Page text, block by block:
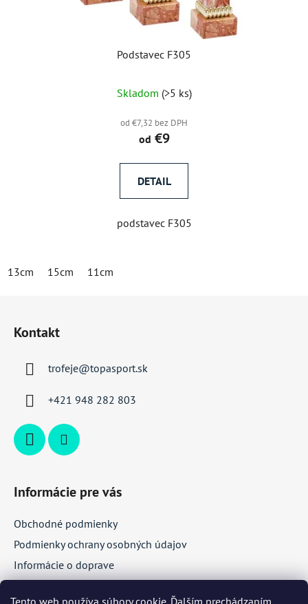
Tento web používa súbory cookie. Ďalším prechádzaním
Podstavec F305
Skladom (>5 ks)
od €7,32 bez DPH
od €9
DETAIL
podstavec F305
13cm 15cm 11cm
Kontakt
trofeje@topasport.sk
+421 948 282 803
Informácie pre vás
Obchodné podmienky
Podmienky ochrany osobných údajov
Informácie o doprave